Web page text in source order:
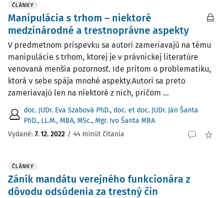
ČLÁNKY
Manipulácia s trhom – niektoré
medzinárodné a trestnoprávne aspekty
V predmetnom príspevku sa autori zameriavajú na tému
manipulácie s trhom, ktorej je v právnickej literatúre
venovaná menšia pozornosť. Ide pritom o problematiku,
ktorá v sebe spája mnohé aspekty.Autori sa preto
zameriavajú len na niektoré z nich, pričom ...
doc. JUDr. Eva Szabová PhD., doc. et doc. JUDr. Ján Šanta
PhD., LL.M., MBA, MSc., Mgr. Ivo Šanta MBA
Vydané: 7. 12. 2022 / 44 minút čítania
ČLÁNKY
Zánik mandátu verejného funkcionára z
dôvodu odsúdenia za trestný čin